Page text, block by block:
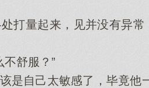
打量起来，见并没有异
舒服？”
自己太敏感了，毕竟他